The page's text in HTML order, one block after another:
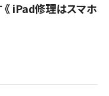
iPad修理はスマホ